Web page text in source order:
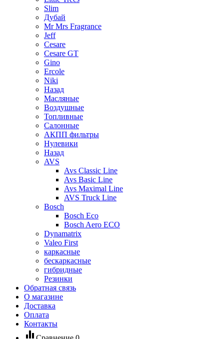
Slim
Дубай
Mr Mrs Fragrance
Jeff
Cesare
Cesare GT
Gino
Ercole
Niki
Назад
Масляные
Воздушные
Топливные
Салонные
АКПП фильтры
Нулевики
Назад
AVS
Avs Classic Line
Avs Basic Line
Avs Maximal Line
AVS Truck Line
Bosch
Bosch Eco
Bosch Aero ECO
Dynamatrix
Valeo First
каркасные
бескаркасные
гибридные
Резинки
Обратная связь
О магазине
Доставка
Оплата
Контакты
equalizer